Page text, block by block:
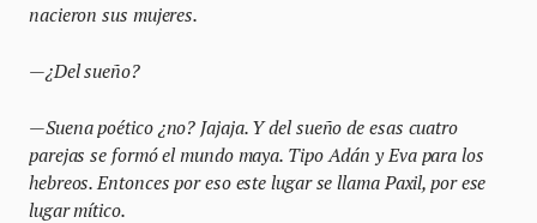
nacieron sus mujeres.
—¿Del sueño?
—Suena poético ¿no? Jajaja. Y del sueño de esas cuatro
parejas se formó el mundo maya. Tipo Adán y Eva para los
hebreos. Entonces por eso este lugar se llama Paxil, por ese
lugar mítico.